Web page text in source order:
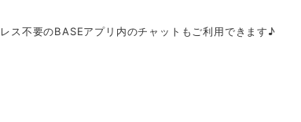
ス不要のBASEアプリ内のチャットもご利用できます♪